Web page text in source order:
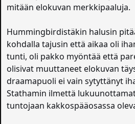
mitään elokuvan merkkipaaluja.
Hummingbirdistäkin halusin
kohdalla tajusin että aikaa oli
tunti, oli pakko myöntää että
olisivat muuttaneet elokuvan
draamapuoli ei vain sytyttänyt
Stathamin ilmettä
tuntojaan kakkospääosassa